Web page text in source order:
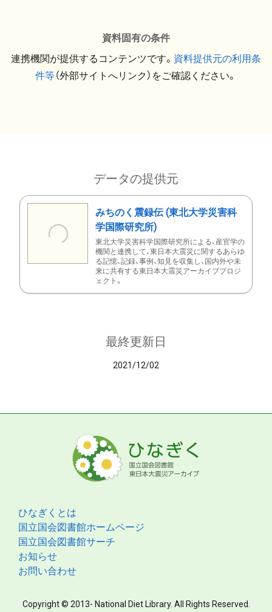
資料固有の条件
連携機関が提供するコンテンツです。 資料提供元の利用条
件等（外部サイトへリンク）をご確認ください。
データの提供元
みちのく震録伝 (東北大学災害科
学国際研究所)
東北大学災害科学国際研究所による、産官学の
機関と連携して、東日本大震災に関するあらゆ
る記憶、記録、事例、知見を収集し、国内外や未
来に共有する東日本大震災アーカイブプロジ
ェクト。
最終更新日
2021/12/02
ひなぎくとは
国立国会図書館ホームページ
国立国会図書館サーチ
お知らせ
お問い合わせ
Copyright © 2013- National Diet Library. All Rights Reserved.